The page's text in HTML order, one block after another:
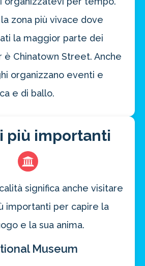
zona più vivace dove
la maggior parte dei
è Chinatown Street. Anche
organizzano eventi e
e di ballo.
più importanti
significa anche visitare
importanti per capire la
e la sua anima.
Museum